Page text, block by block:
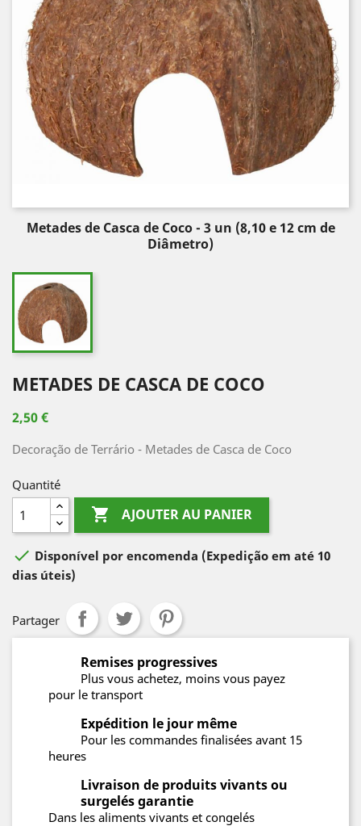
Metades de Casca de Coco - 3 un (8,10 e 12 cm de
Diâmetro)
METADES DE CASCA DE COCO
2,50 €
Decoração de Terrário - Metades de Casca de Coco
Quantité
 AJOUTER AU PANIER
 Disponível por encomenda (Expedição em até 10
dias úteis)
Partager
Remises progressives
Plus vous achetez, moins vous payez
pour le transport
Expédition le jour même
Pour les commandes finalisées avant 15
heures
Livraison de produits vivants ou
surgelés garantie
Dans les aliments vivants et congelés